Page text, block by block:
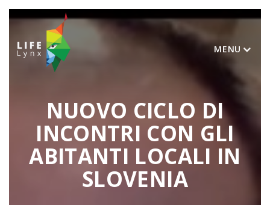
MENU
NUOVO CICLO DI
INCONTRI CON GLI
ABITANTI LOCALI IN
SLOVENIA